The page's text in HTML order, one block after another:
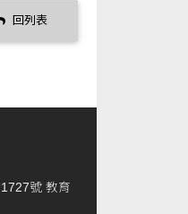
回列表
號 教育